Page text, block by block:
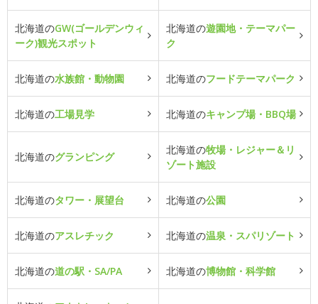
北海道のGW(ゴールデンウィ
ーク)観光スポット
北海道の遊園地・テーマパー
ク
北海道の水族館・動物園 北海道のフードテーマパーク
北海道の工場見学 北海道のキャンプ場・BBQ場
北海道のグランピング
北海道の牧場・レジャー＆リ
ゾート施設
北海道のタワー・展望台 北海道の公園
北海道のアスレチック 北海道の温泉・スパリゾート
北海道の道の駅・SA/PA 北海道の博物館・科学館